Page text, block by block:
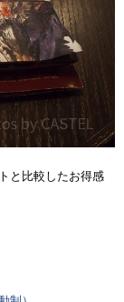
と比較したお得感